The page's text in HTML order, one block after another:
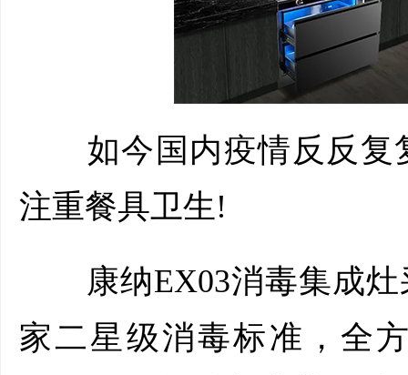
如今国内疫情反反复
注重餐具卫生!
康纳EX03消毒集成灶
家二星级消毒标准，全